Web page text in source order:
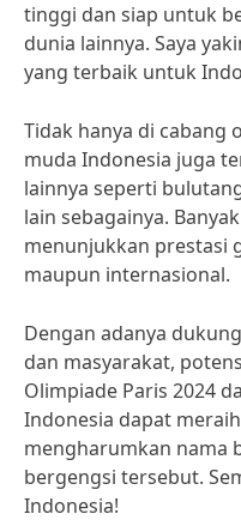
tinggi dan siap untuk
dunia lainnya. Saya
yang terbaik untuk
Tidak hanya di cabang
muda Indonesia juga
lainnya seperti
lain sebagainya.
menunjukkan prestasi
maupun internasional.
Dengan adanya
dan masyarakat,
Olimpiade Paris 2024
Indonesia dapat
mengharumkan nama
bergengsi tersebut.
Indonesia!